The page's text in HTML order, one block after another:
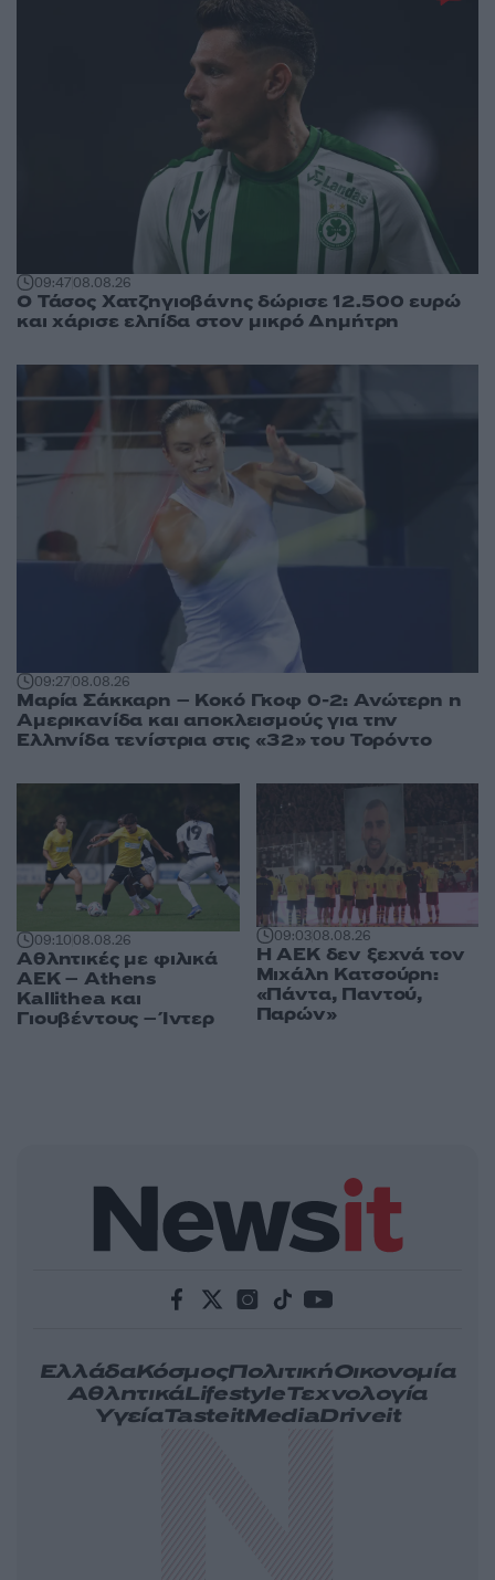
09:4708.08.26
Ο Τάσος Χατζηγιοβάνης δώρισε 12.500 ευρώ
και χάρισε ελπίδα στον μικρό Δημήτρη
09:2708.08.26
Μαρία Σάκκαρη – Κοκό Γκοφ 0-2: Ανώτερη η
Αμερικανίδα και αποκλεισμούς για την
Ελληνίδα τενίστρια στις «32» του Τορόντο
09:1008.08.26
Αθλητικές με φιλικά
ΑΕΚ – Athens
Kallithea και
Γιουβέντους – Ίντερ
09:0308.08.26
Η ΑΕΚ δεν ξεχνά τον
Μιχάλη Κατσούρη:
«Πάντα, Παντού,
Παρών»
ΕλλάδαΚόσμοςΠολιτικήΟικονομία
ΑθλητικάLifestyleΤεχνολογία
ΥγείαTasteitMediaDriveit